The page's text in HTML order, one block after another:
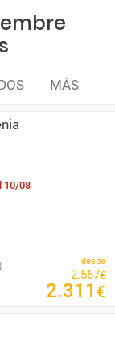
MÁS
10/08
desde
2.567€
2.311 €